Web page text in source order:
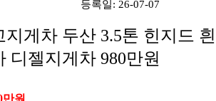
등록일: 26-07-07
지게차 두산 3.5톤 힌지드
디젤지게차 980만원
만원